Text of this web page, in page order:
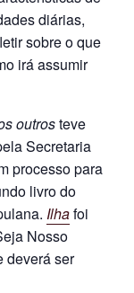
diárias,
sobre o que
irá assumir
outrosteve
Secretaria
processo para
livro do
Ilhafoi
Nosso
deverá ser